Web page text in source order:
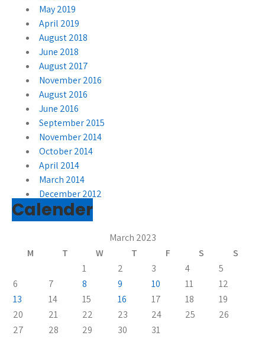
May 2019
April 2019
August 2018
June 2018
August 2017
November 2016
August 2016
June 2016
September 2015
November 2014
October 2014
April 2014
March 2014
December 2012
Calender
March 2023
M
T W T F S
S
1
2 3 4
5
6
7 8 9 10 11
12
13
14 15 16 17 18
19
20
21 22 23 24 25
26
27
28 29 30
31